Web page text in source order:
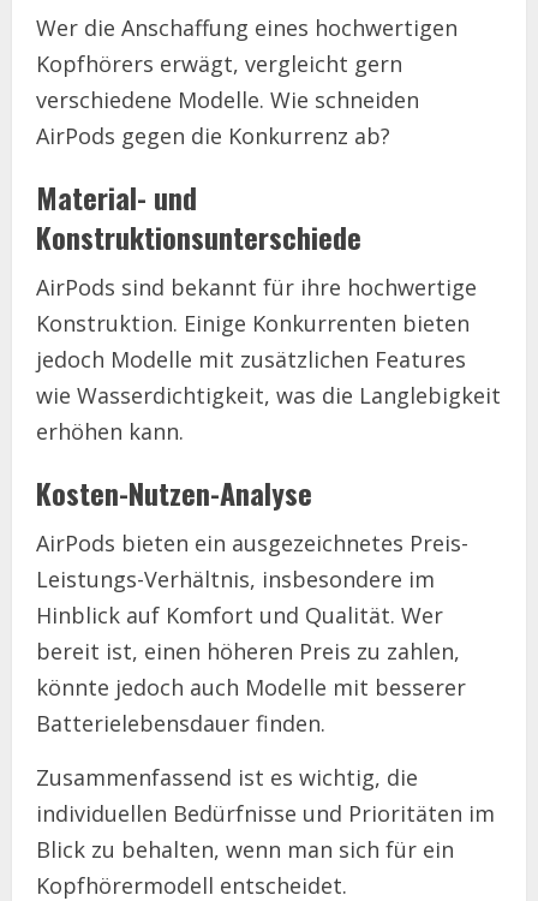
Wer die Anschaffung eines hochwertigen
Kopfhörers erwägt, vergleicht gern
verschiedene Modelle. Wie schneiden
AirPods gegen die Konkurrenz ab?
Material- und
Konstruktionsunterschiede
AirPods sind bekannt für ihre hochwertige
Konstruktion. Einige Konkurrenten bieten
jedoch Modelle mit zusätzlichen Features
wie Wasserdichtigkeit, was die Langlebigkeit
erhöhen kann.
Kosten-Nutzen-Analyse
AirPods bieten ein ausgezeichnetes Preis-
Leistungs-Verhältnis, insbesondere im
Hinblick auf Komfort und Qualität. Wer
bereit ist, einen höheren Preis zu zahlen,
könnte jedoch auch Modelle mit besserer
Batterielebensdauer finden.
Zusammenfassend ist es wichtig, die
individuellen Bedürfnisse und Prioritäten im
Blick zu behalten, wenn man sich für ein
Kopfhörermodell entscheidet.